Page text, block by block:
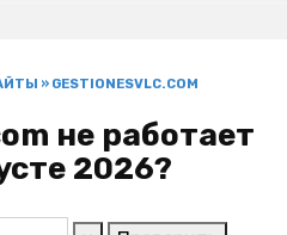
» GESTIONESVLC.COM
не работает
2026?